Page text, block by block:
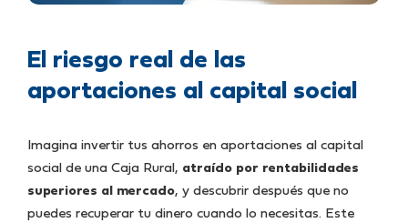
El riesgo real de las
aportaciones al capital social
Imagina invertir tus ahorros en aportaciones al capital
social de una Caja Rural, atraído por rentabilidades
superiores al mercado, y descubrir después que no
puedes recuperar tu dinero cuando lo necesitas. Este